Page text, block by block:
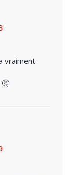
vraiment